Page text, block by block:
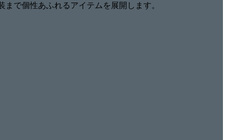
で個性あふれるアイテムを展開します。